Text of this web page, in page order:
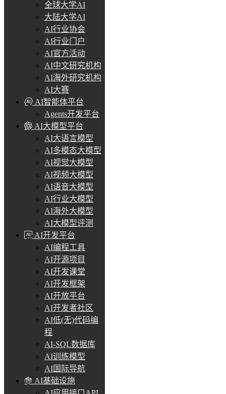
全球大学AI
大陆大学AI
AI行业协会
AI行业门户
AI官方活动
AI中文研究机构
AI海外研究机构
AI大赛
AI智能体平台
Agents开发平台
AI大模型平台
AI大语言模型
AI多模态大模型
AI视觉大模型
AI视频大模型
AI语音大模型
AI行业大模型
AI海外大模型
AI大模型评测
AI开发平台
AI编程工具
AI开源项目
AI开发课堂
AI开发框架
AI开放平台
AI开发者社区
AI低(无)代码编
程
AI-SQL数据库
AI训练模型
AI国际导航
AI基础设施